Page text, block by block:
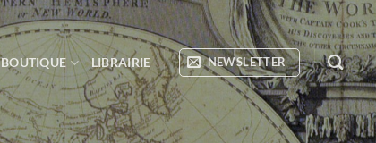
BOUTIQUE LIBRAIRIE NEWSLETTER